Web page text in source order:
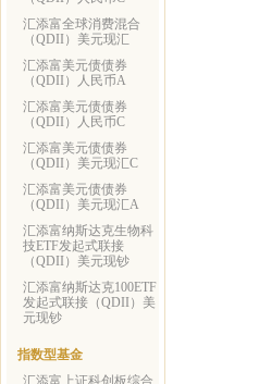
汇添富全球消费混合
（QDII）美元现汇
汇添富美元债债券
（QDII）人民币A
汇添富美元债债券
（QDII）人民币C
汇添富美元债债券
（QDII）美元现汇C
汇添富美元债债券
（QDII）美元现汇A
汇添富纳斯达克生物科
技ETF发起式联接
（QDII）美元现钞
汇添富纳斯达克100ETF
发起式联接（QDII）美
元现钞
指数型基金
汇添富上证科创板综合